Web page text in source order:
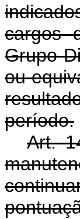
cargos
Grupo-
ou
período.
Art.